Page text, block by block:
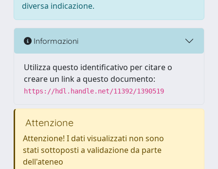
diversa indicazione.
Informazioni
Utilizza questo identificativo per citare o
creare un link a questo documento:
https://hdl.handle.net/11392/1390519
Attenzione
Attenzione! I dati visualizzati non sono
stati sottoposti a validazione da parte
dell'ateneo